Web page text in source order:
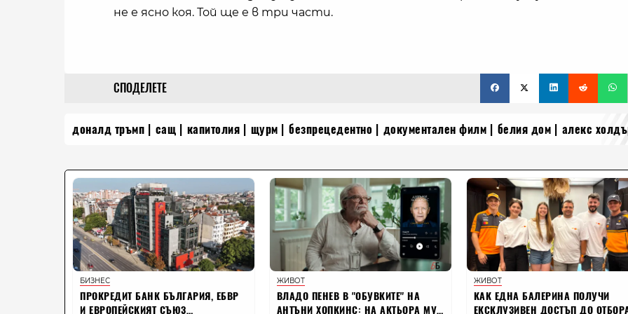
не е ясно коя. Той ще е в три части.
СПОДЕЛЕТЕ
доналд тръмп сащ капитолия щурм безпрецедентно документален филм белия дом алекс